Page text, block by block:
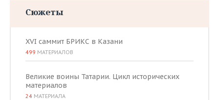
Сюжеты
XVI саммит БРИКС в Казани
499 МАТЕРИАЛОВ
Великие воины Татарии. Цикл исторических
материалов
24 МАТЕРИАЛА